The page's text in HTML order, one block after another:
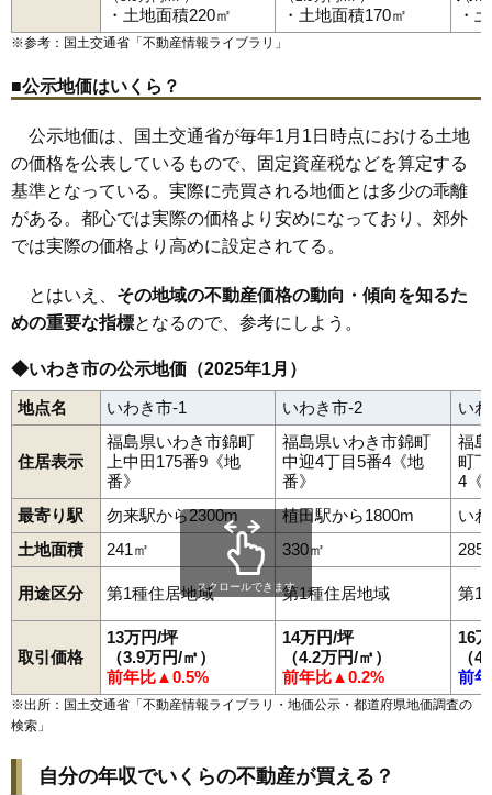
四倉町上仁井田 12万円 1,243万円 -3.5%
83 常磐西郷町 12万円
85 仁井田町 11万円 1,556万円 7.0%
86 小名浜林城 11万円 953万円 -6.9%
87 小名浜住吉 11万円 1,039万円 -4.1%
88 好間町上好間 11万円 878万円 -5.2%
89 久之浜町西 11万円 1,014万円 -0.4%
91 永崎 10万円 867万円 1.6%
92 洋向台 10万円 955万円
93 平中山 9.9万円
94 内郷宮町 9.8万円 764万円 -4.3%
95 常磐水野谷町 9.7万円 639万円 -7.9%
96 南台 9.5万円 743万円 8.5%
久之浜町久之浜 3.7%
98 小川町高萩 9.2万円 679万円 -0.7%
99 小川町上平 9.2万円 -2.0%
100 金山町 9.0万円 890万円 -3.8%
102 好間町小谷作 409万円 11.0%
泉町黒須野 879万円 -1.8%
104 平山崎 8.8万円 793万円 -5.0%
106 小名浜南富岡 8.3万円 479万円
・土地面積220㎡ ・土地面積170㎡ ・
※参考：国土交通省「不動産情報ライブラリ 」
■公示地価はいくら？
公示地価は、国土交通省が毎年1月1日時点における土地
の価格を公表しているもので、固定資産税などを算定する
基準となっている。実際に売買される地価とは多少の乖離
がある。都心では実際の価格より安めになっており、郊外
では実際の価格より高めに設定されてる。
とはいえ、 その地域の不動産価格の動向・傾向を知るた
めの重要な指標となるので、参考にしよう。
◆いわき市の公示地価（2025年1月）
地点名 いわき市-1 いわき市-2 い
住居表示
福島県いわき市錦町
上中田175番9《地
番》
福島県いわき市錦町
中迎4丁目5番4《地
番》
福
町
4《
最寄り駅
勿来駅から2300m 植田駅から1800m
い
土地面積
241㎡ 330㎡ 285
用途区分 第1種住居地域 第1種住居地域 第1
取引価格
13万円/坪
（3.9万円/㎡）
前年比▲0.5%
14万円/坪
（4.2万円/㎡）
前年比▲0.2%
16
（
前
スクロールできます
※出所：国土交通省「不動産情報ライブラリ・地価公示・都道府県地価調査の
検索 」
自分の年収でいくらの不動産が買える？
常磐上矢田町常磐上湯長谷町 常磐下船尾町常磐下湯長谷町
常磐白鳥町常磐関船町常磐西郷町常磐藤原町常磐松が台
常磐松久須根町常磐水野谷町常磐湯本町
平神谷作平北白土 平塩
平豊間平中神谷平中平窪平中山平沼ノ内平沼ノ内諏訪原
平原高野
平藤間平幕ノ内 平南白土 平谷川瀬 平山崎
高倉町田人町黒田中央台飯野中央台鹿島中央台高久
中部工業団地 遠野町上遠野遠野町滝遠野町根岸
遠野町深山田
中岡町永崎 中之作 仁井田町錦町 錦町中央 葉山
久之浜町金ケ沢久之浜町末続久之浜町田之網久之浜町西
久之浜町久之浜平成南台三和町渡戸明治団地 山田町洋向台
好間工業団地 好間町今新田好間町小谷作好間町上好間
好間町川中子好間町北好間好間町榊小屋好間町下好間
四倉町下仁井田 四倉町玉山 四倉町細谷
若葉台
渡辺町泉田渡辺町田部渡辺町洞渡辺町松小屋 薄磯泉滝尻
赤井駅小川郷駅勿来駅 植田駅泉駅湯本駅内郷駅
草野駅四ツ倉駅久ノ浜駅